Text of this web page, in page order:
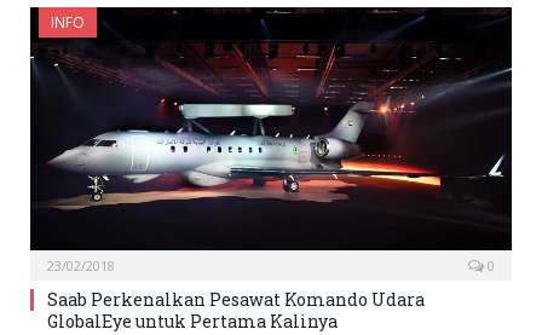
INFO
23/02/2018 0
Saab Perkenalkan Pesawat Komando Udara
GlobalEye untuk Pertama Kalinya